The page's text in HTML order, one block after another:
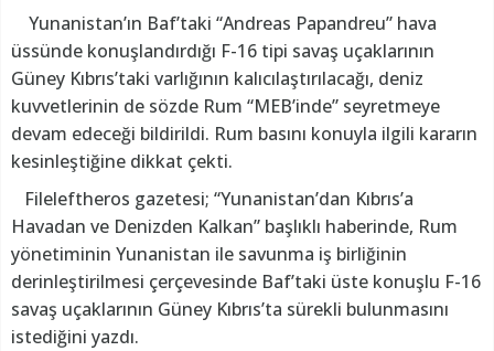
Yunanistan’ın Baf’taki “Andreas Papandreu” hava
üssünde konuşlandırdığı F-16 tipi savaş uçaklarının
Güney Kıbrıs’taki varlığının kalıcılaştırılacağı, deniz
kuvvetlerinin de sözde Rum “MEB’inde” seyretmeye
devam edeceği bildirildi. Rum basını konuyla ilgili kararın
kesinleştiğine dikkat çekti.
Fileleftheros gazetesi; “Yunanistan’dan Kıbrıs’a
Havadan ve Denizden Kalkan” başlıklı haberinde, Rum
yönetiminin Yunanistan ile savunma iş birliğinin
derinleştirilmesi çerçevesinde Baf’taki üste konuşlu F-16
savaş uçaklarının Güney Kıbrıs’ta sürekli bulunmasını
istediğini yazdı.